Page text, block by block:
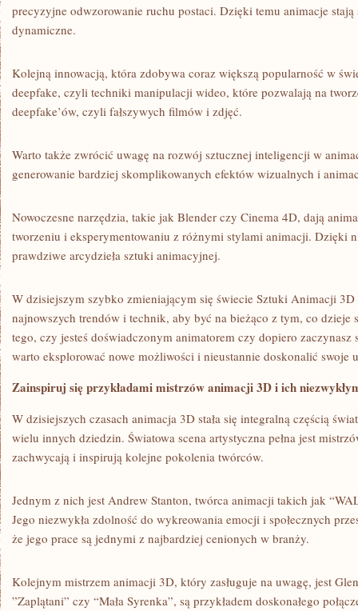
precyzyjne odwzorowanie‌ ruchu postaci. ⁣Dzięki temu animacje
dynamiczne.
Kolejną innowacją, która ‌zdobywa coraz większą popularność w
deepfake, czyli‌ techniki manipulacji wideo, które pozwalają na‌
deepfake’ów, czyli fałszywych filmów i zdjęć.
Warto także zwrócić uwagę na rozwój ​sztucznej inteligencji w
generowanie bardziej skomplikowanych efektów wizualnych i‍
Nowoczesne narzędzia, takie jak Blender czy Cinema ​4D, dają
tworzeniu i eksperymentowaniu​ z różnymi stylami animacji. Dzięki
prawdziwe arcydzieła ⁢sztuki animacyjnej.
W ‍dzisiejszym szybko‍ zmieniającym​ się świecie Sztuki Animacji 3D
najnowszych trendów i technik, aby być na bieżąco z tym, co dzieje
tego, czy jesteś doświadczonym animatorem⁣ czy dopiero
⁤warto eksplorować nowe możliwości i nieustannie doskonalić swoje
Zainspiruj się przykładami mistrzów ​animacji ⁤3D ⁣i‍ ich
W dzisiejszych ⁣czasach animacja ‌3D stała się ⁢integralną częścią
wielu innych ​dziedzin. ​Światowa scena artystyczna pełna⁣ jest
zachwycają i inspirują kolejne pokolenia ‍twórców.
Jednym z‍ nich⁤ jest ‍Andrew Stanton, twórca animacji ‌takich jak
⁤Jego​ niezwykła zdolność do wykreowania emocji i społecznych
że jego‍ prace są jednymi z najbardziej cenionych⁤ w branży.
Kolejnym mistrzem animacji 3D, który zasługuje na uwagę, jest
⁣”Zaplątani” czy “Mała​ Syrenka”, są przykładem doskonałego⁢